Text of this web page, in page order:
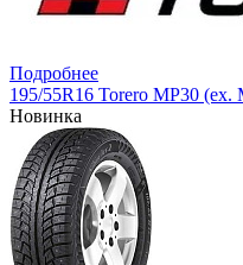
Подробнее
195/55R16 Torero MP30 (ex.
Новинка